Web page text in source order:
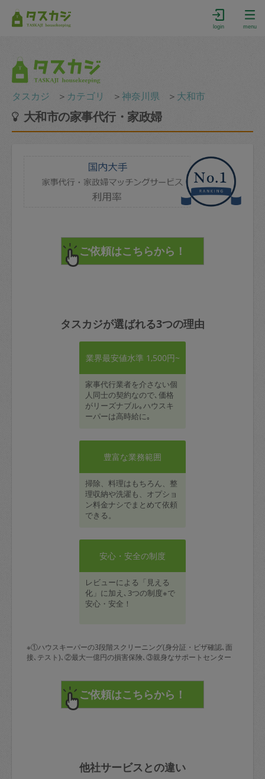
login menu
タスカジ ＞ カテゴリ ＞神奈川県 ＞ 大和市
大和市の家事代行・家政婦
タスカジが選ばれる3つの理由
業界最安値水準 1,500円~
家事代行業者を介さない個
人同士の契約なので､価格
がリーズナブル｡ハウスキ
ーパーは高時給に｡
豊富な業務範囲
掃除、料理はもちろん、整
理収納や洗濯も、オプショ
ン料金ナシでまとめて依頼
できる。
安心・安全の制度
レビューによる「見える
化」に加え､3つの制度※で
安心・安全！
※①ハウスキーパーの3段階スクリーニング(身分証・ビザ確認､面
接､テスト)､②最大一億円の損害保険､③親身なサポートセンター
他社サービスとの違い